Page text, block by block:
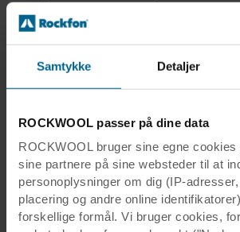
Samtykke Detaljer
ROCKWOOL passer på dine data
ROCKWOOL bruger sine egne
sine partnere på sine websteder til at
personoplysninger om dig (IP-
placering og andre online
forskellige formål. Vi bruger cookies,
Mere end bare et
Vi har lofter, som kan mere end
lyden og akustikken. På et kontor
en stor rolle, men lys spiller en